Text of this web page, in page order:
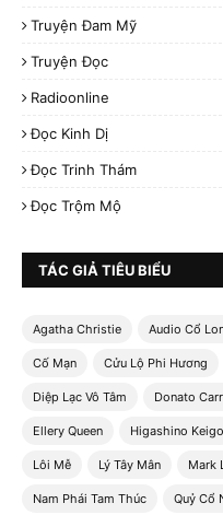
Truyện Đam Mỹ
Truyện Đọc
Radioonline
Đọc Kinh Dị
Đọc Trinh Thám
Đọc Trộm Mộ
TÁC GIẢ TIÊU BIỂU
Agatha Christie Audio Cổ
Cố Mạn Cửu Lộ Phi Hương
Diệp Lạc Vô Tâm Donato
Ellery Queen Higashino Keigo
Lôi Mễ Lý Tây Mân Mark
Nam Phái Tam Thúc Quỷ Cổ